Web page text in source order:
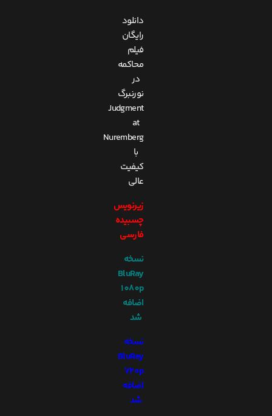
دانلود
رایگان
فیلم
محاکمه
در
نورنبرگ
Judgment
at
Nuremberg
با
کیفیت
عالی
زیرنویس
چسبیده
فارسی
نسخه
BluRay
1080p
اضافه
شد
نسخه
BluRay
720p
اضافه
شد